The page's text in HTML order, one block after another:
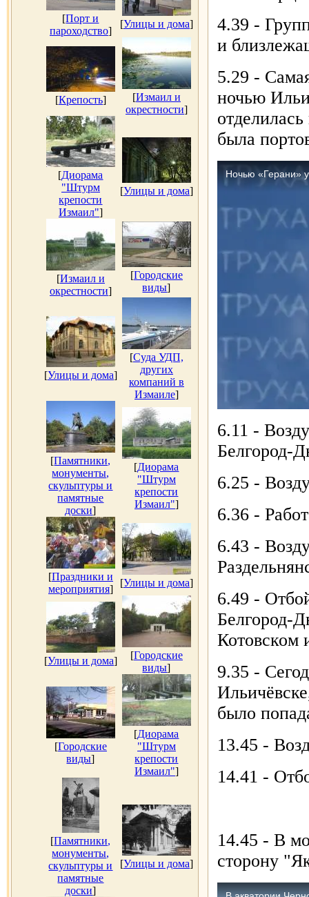
[Порт и
пароходство]
[Улицы и дома]
[Крепость] [Измаил и
окрестности]
[Диорама
"Штурм
крепости
Измаил"]
[Улицы и дома]
[Измаил и
окрестности]
[Городские
виды]
[Улицы и дома]
[Суда УДП,
других
компаний в
Измаиле]
[Памятники,
монументы,
скульптуры и
памятные
доски]
[Диорама
"Штурм
крепости
Измаил"]
[Праздники и
мероприятия]
[Улицы и дома]
[Улицы и дома] [Городские
виды]
[Городские
виды]
[Диорама
"Штурм
крепости
Измаил"]
[Памятники,
монументы,
скульптуры и
памятные
доски]
[Улицы и дома]
4.39 -
и
5.29 -
ночью
была
6.11 -
Белгород-
6.25 -
6.36 -
6.43 -
6.49 -
Белгород-
Котовском
9.35 -
было
13.45 -
14.41 -
14.45 - В
сторону